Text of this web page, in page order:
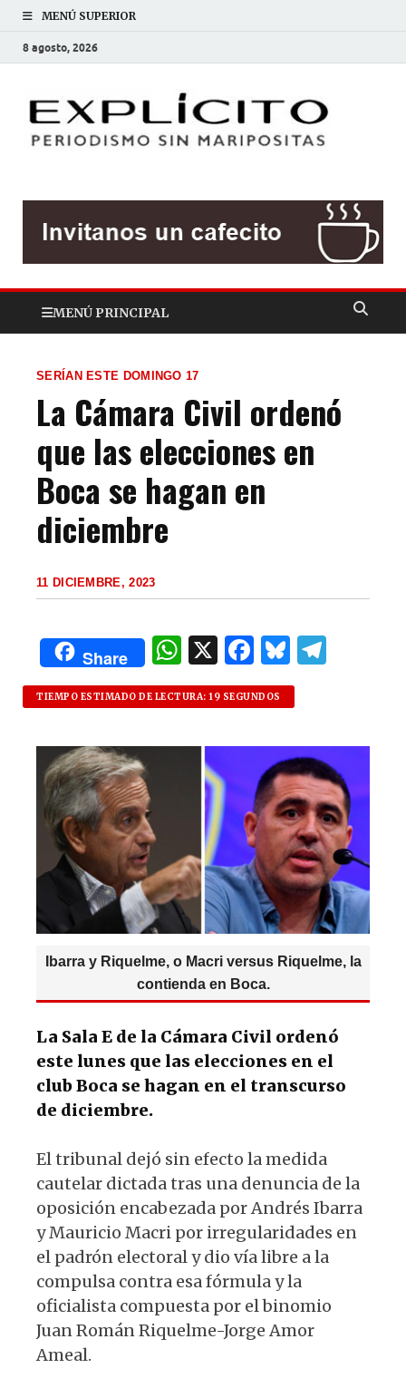
MENÚ SUPERIOR
8 agosto, 2026
MENÚ PRINCIPAL
SERÍAN ESTE DOMINGO 17
La Cámara Civil ordenó
que las elecciones en
Boca se hagan en
diciembre
11 DICIEMBRE, 2023
Share
W
h
at
s
X F
a
c
e
b
o
o
k
B
lu
es
k
y
g
ra
m
TIEMPO ESTIMADO DE LECTURA: 19 SEGUNDOS
Ibarra y Riquelme, o Macri versus Riquelme, la
contienda en Boca.
La Sala E de la Cámara Civil ordenó
este lunes que las elecciones en el
club Boca se hagan en el transcurso
de diciembre.
El tribunal dejó sin efecto la medida
cautelar dictada tras una denuncia de la
oposición encabezada por Andrés Ibarra
y Mauricio Macri por irregularidades en
el padrón electoral y dio vía libre a la
compulsa contra esa fórmula y la
oficialista compuesta por el binomio
Juan Román Riquelme-Jorge Amor
Ameal.